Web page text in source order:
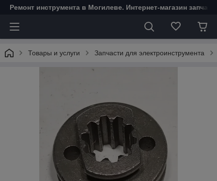
Ремонт инструмента в Могилеве. Интернет-магазин
Товары и услуги Запчасти для электроинструмента